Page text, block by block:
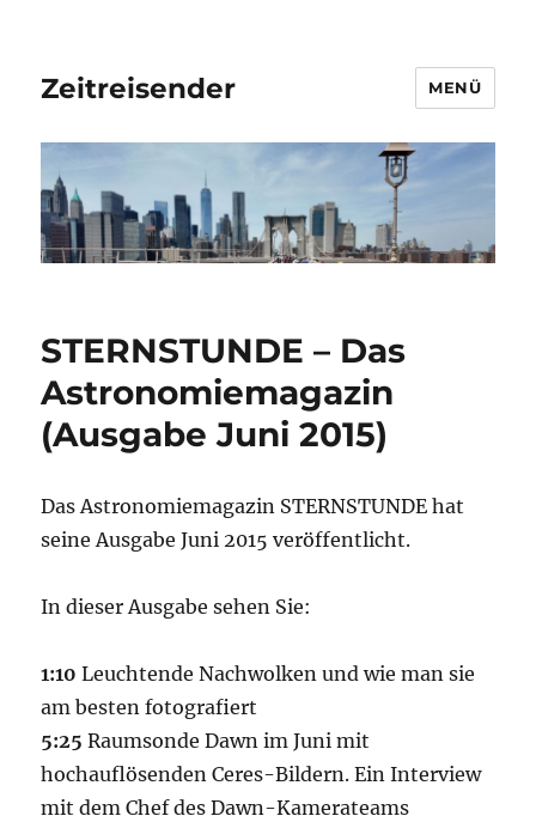
Zeitreisender MENÜ
STERNSTUNDE – Das
Astronomiemagazin
(Ausgabe Juni 2015)
Das Astronomiemagazin STERNSTUNDE hat
seine Ausgabe Juni 2015 veröffentlicht.
In dieser Ausgabe sehen Sie:
1:10 Leuchtende Nachwolken und wie man sie
am besten fotografiert
5:25 Raumsonde Dawn im Juni mit
hochauflösenden Ceres-Bildern. Ein Interview
mit dem Chef des Dawn-Kamerateams